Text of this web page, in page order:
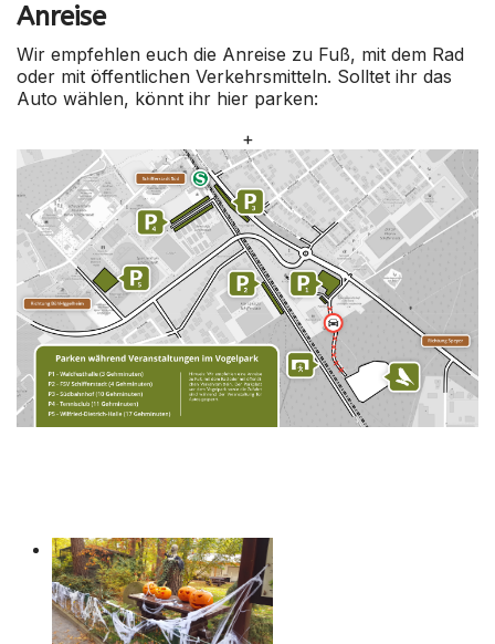
Anreise
Wir empfehlen euch die Anreise zu Fuß, mit dem Rad
oder mit öffentlichen Verkehrsmitteln. Solltet ihr das
Auto wählen, könnt ihr hier parken:
+